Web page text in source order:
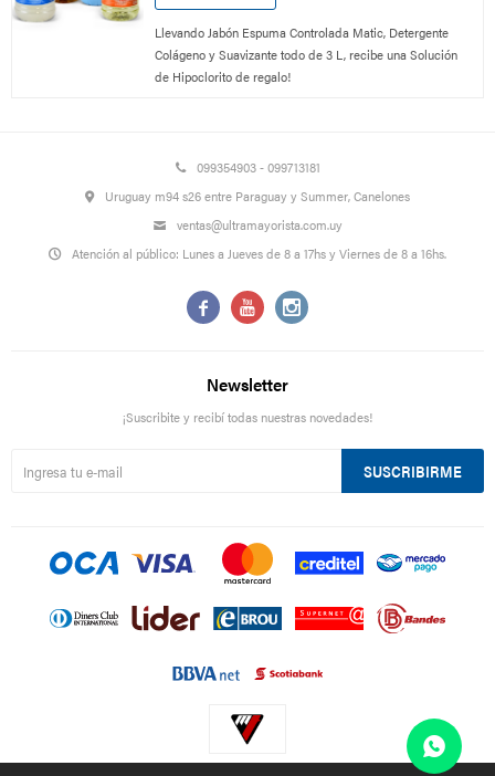
Llevando Jabón Espuma Controlada Matic, Detergente
Colágeno y Suavizante todo de 3 L, recibe una Solución
de Hipoclorito de regalo!
099354903 - 099713181
Uruguay m94 s26 entre Paraguay y Summer, Canelones
ventas@ultramayorista.com.uy
Atención al público: Lunes a Jueves de 8 a 17hs y Viernes de 8 a 16hs.
  
Newsletter
¡Suscribite y recibí todas nuestras novedades!
SUSCRIBIRME